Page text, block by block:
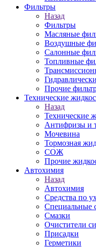
Фильтры
Назад
Фильтры
Масляные
Воздушные
Салонные
Топливные
Прочие
Технические
Назад
Технические
Антифризы и
Мочевина
Тормозная
СОЖ
Прочие
Автохимия
Назад
Автохимия
Средства по
Специальные
Смазки
Очистители
Присадки
Герметики